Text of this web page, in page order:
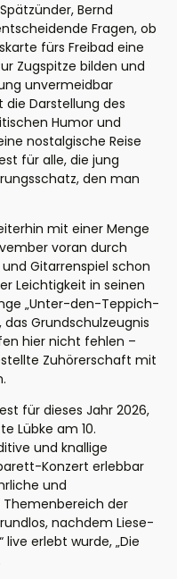
Bernd
Fragen, ob
fürs Freibad eine
Zugspitze bilden und
unvermeidbar
die Darstellung des
Humor und
nostalgische Reise
für alle, die jung
den man
mit einer Menge
voran durch
Gitarrenspiel schon
Leichtigkeit in seinen
„Unter-den-Teppich-
das Grundschulzeugnis
hier nicht fehlen –
Zuhörerschaft mit
für dieses Jahr 2026,
Lübke am 10.
und knallige
Konzert erlebbar
und
Themenbereich der
nachdem Liese-
erlebt wurde, „Die